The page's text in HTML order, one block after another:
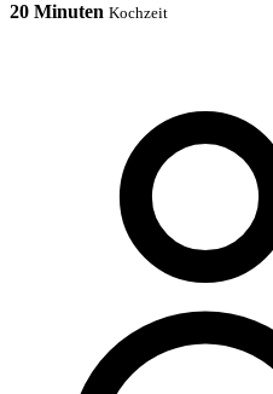
20 Minuten Kochzeit